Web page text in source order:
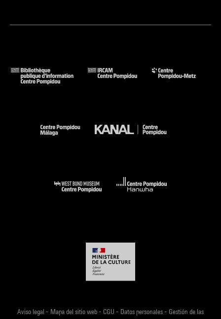
Aviso legal - Mapa del sitio web- CGU - Datos personales- Gestión de las